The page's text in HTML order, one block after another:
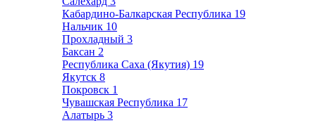
Кабардино-Балкарская Республика 19
Нальчик 10
Прохладный 3
Баксан 2
Республика Саха (Якутия) 19
Якутск 8
Покровск 1
Чувашская Республика 17
Алатырь 3